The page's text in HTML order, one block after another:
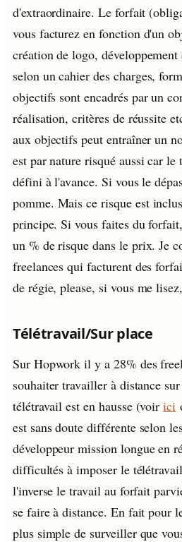
d'extraordinaire. Le forfait
vous facturez en fonction d'un
création de logo,
selon un cahier des charges,
objectifs sont encadrés par un
réalisation, critères de réussite
aux objectifs peut entraîner un
est par nature risqué aussi car le
défini à l'avance. Si vous le
pomme. Mais ce risque est
principe. Si vous faites du
un % de risque dans le prix. Je
freelances qui facturent des
de régie, please, si vous me
Télétravail/Sur place
Sur Hopwork il y a 28% des
souhaiter travailler à distance
télétravail est en hausse (voirici
est sans doute différente selon
développeur mission longue en
difficultés à imposer le
l'inverse le travail au forfait
se faire à distance. En fait pour
plus simple de surveiller que